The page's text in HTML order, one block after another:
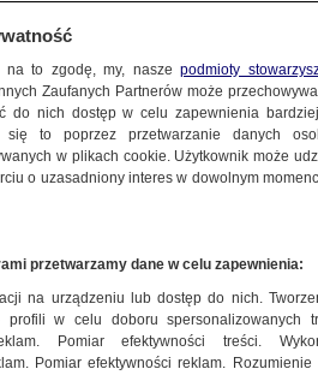
na to zgodę, my, naszepodmioty
Zaufanych Partnerów może
do nich dostęp w celu zapewnienia
się to poprzez przetwarzanie danych
w plikach cookie. Użytkownik może
o uzasadniony interes w dowolnym
przetwarzamy dane w celu zapewnienia:
na urządzeniu lub dostęp do nich.
profili w celu doboru spersonalizowanych
Pomiar efektywności treści.
Pomiar efektywności reklam.